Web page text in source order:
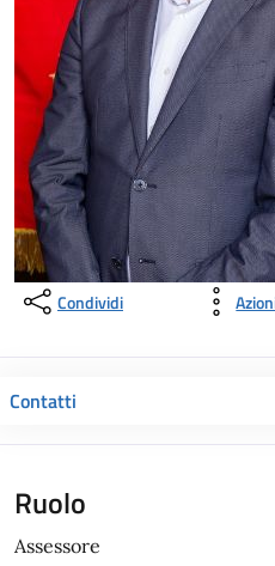
Condividi
Contatti
Ruolo
Assessore